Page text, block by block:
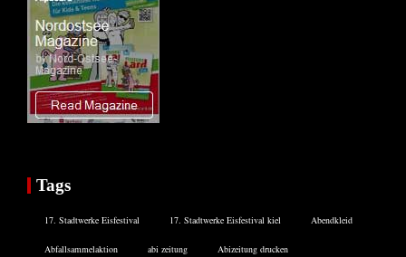
Tags
17. Stadtwerke Eisfestival 17. Stadtwerke Eisfestival kiel Abendkleid
Abfallsammelaktion abi zeitung Abizeitung drucken